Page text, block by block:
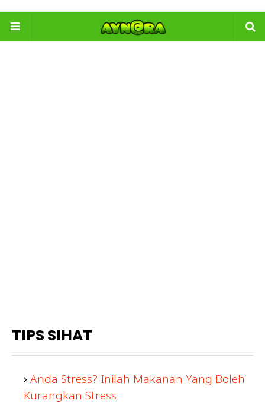
TIPS SIHAT
Anda Stress? Inilah Makanan Yang Boleh
Kurangkan Stress